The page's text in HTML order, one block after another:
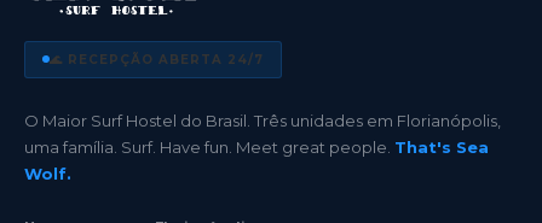
🌊 RECEPÇÃO ABERTA 24/7
O Maior Surf Hostel do Brasil. Três unidades em Florianópolis,
uma família. Surf. Have fun. Meet great people. That's Sea
Wolf.